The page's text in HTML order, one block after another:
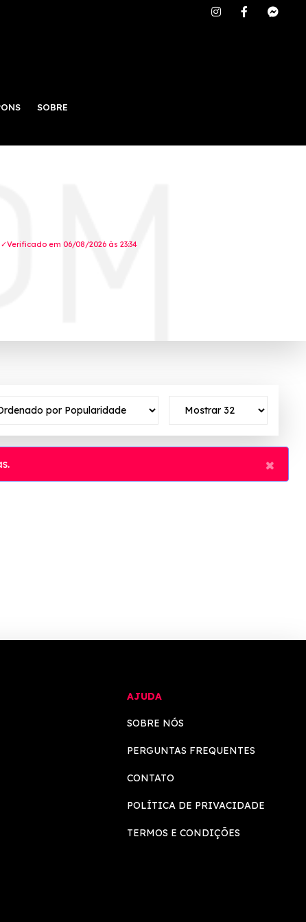
SOBRE
em 06/08/2026 às 23:34
×
AJUDA
SOBRE NÓS
PERGUNTAS FREQUENTES
CONTATO
POLÍTICA DE PRIVACIDADE
TERMOS E CONDIÇÕES